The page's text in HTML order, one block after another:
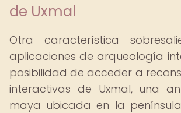
de Uxmal
Otra característica
aplicaciones de arqueología
posibilidad de acceder a
interactivas de Uxmal, una
maya ubicada en la